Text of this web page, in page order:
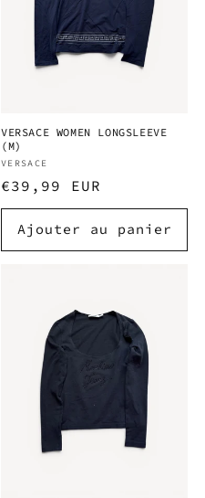
VERSACE WOMEN LONGSLEEVE
(M)
Fournisseur :
VERSACE
Prix
habituel
€39,99 EUR
Ajouter au panier